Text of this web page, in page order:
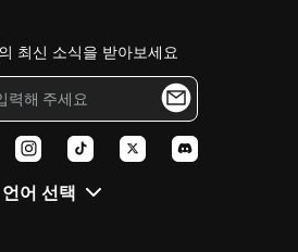
최신 소식을 받아보세요
언어 선택